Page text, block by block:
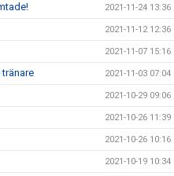
2021-11-24 13:36
2021-11-12 12:36
2021-11-07 15:16
2021-11-03 07:04
2021-10-29 09:06
2021-10-26 11:39
2021-10-26 10:16
2021-10-19 10:34